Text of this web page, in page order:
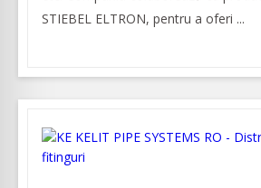
STIEBEL ELTRON, pentru a oferi ...